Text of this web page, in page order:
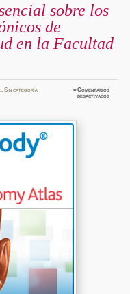
sobre los
de
en la Facultad
,Sin categoría ≈Comentarios
desactivadosen